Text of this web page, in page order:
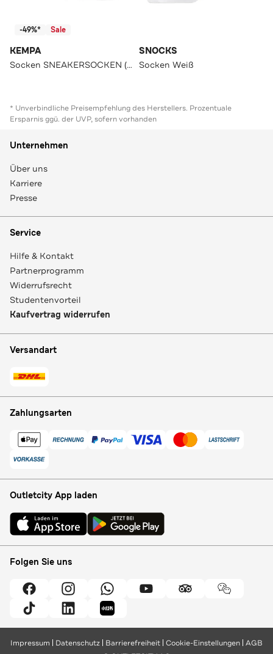
-49%* Sale
KEMPA
Socken SNEAKERSOCKEN (2ER-PACK) weiß
SNOCKS
Socken Weiß
* Unverbindliche Preisempfehlung des Herstellers. Prozentuale
Ersparnis ggü. der UVP, sofern vorhanden
Unternehmen
Über uns
Karriere
Presse
Service
Hilfe & Kontakt
Partnerprogramm
Widerrufsrecht
Studentenvorteil
Kaufvertrag widerrufen
Versandart
Zahlungsarten
Outletcity App laden
Folgen Sie uns
Impressum Datenschutz Barrierefreiheit Cookie-Einstellungen AGB